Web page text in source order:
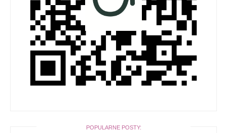
POPULARNE POSTY: